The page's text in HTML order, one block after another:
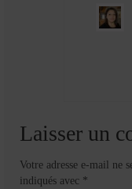
Laisser un
Votre adresse e-mail ne
indiqués avec *